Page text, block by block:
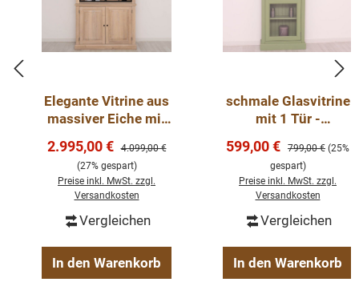
Oberes Türmaterial: Metall + transparentes Glas
Material der unteren Tür: massive Eiche
Diese Vitrine ist die perfekte Wahl für alle, die natürliche
Materialien, hochwertige Handwerkskunst und
modernes Design miteinander verbinden möchten. Sie
bietet nicht nur stilvolle Präsentationsflächen, sondern
auch praktischen Stauraum – individuell anpassbar und
Elegante Vitrine aus
massiver Eiche mit
Glastüren
Verkaufspreis:
2.995,00 € Regulärer Preis:
4.099,00 €
(27% gespart)
Preise inkl. MwSt. zzgl.
Versandkosten
Vergleichen
In den Warenkorb
schmale Glasvitrine
mit 1 Tür -
Verkaufspreis:
599,00 € Regulärer Preis:
799,00 € (25%
gespart)
Preise inkl. MwSt. zzgl.
Versandkosten
Vergleichen
In den Warenkorb